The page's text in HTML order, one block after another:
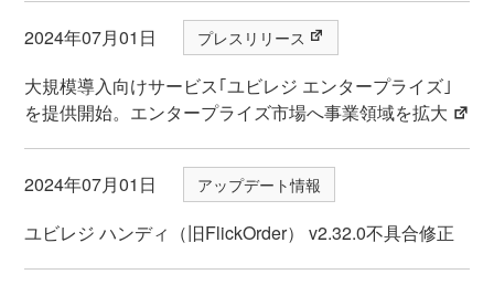
2024年07月01日 プレスリリース
大規模導入向けサービス｢ユビレジ エンタープライズ｣
を提供開始。エンタープライズ市場へ事業領域を拡大
2024年07月01日 アップデート情報
ユビレジ ハンディ（旧FlickOrder） v2.32.0不具合修正